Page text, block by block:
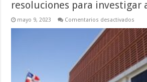
resoluciones para investigar
mayo 9, 2023 Comentarios desactivados
de
hoy
las
para